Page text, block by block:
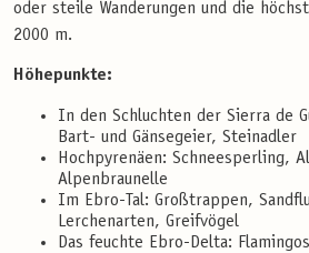
oder steile Wanderungen und die
2000 m.
Höhepunkte:
In den Schluchten der Sierra de
Bart- und Gänsegeier, Steinadler
Hochpyrenäen: Schneesperling,
Alpenbraunelle
Im Ebro-Tal: Großtrappen,
Lerchenarten, Greifvögel
Das feuchte Ebro-Delta: